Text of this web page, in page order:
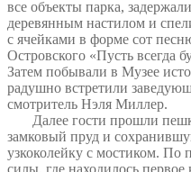
все объекты парка,
деревянным настилом и
с ячейками в форме сот
Островского «Пусть всегда
Затем побывали в Музее
радушно встретили
смотритель Нэля Миллер.
Далее гости прошли
замковый пруд и
узкоколейку с мостиком. По